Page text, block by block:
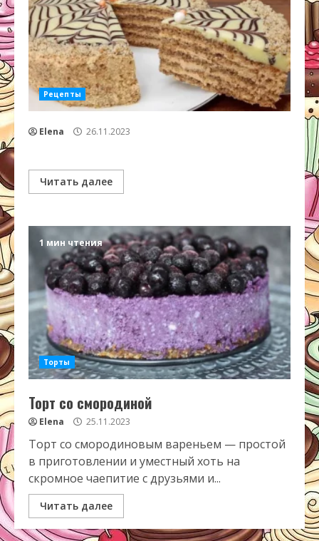
Рецепты
Elena 26.11.2023
Читать далее
1 мин чтения
Торты
Торт со смородиной
Elena 25.11.2023
Торт со смородиновым вареньем — простой
в приготовлении и уместный хоть на
скромное чаепитие с друзьями и...
Читать далее